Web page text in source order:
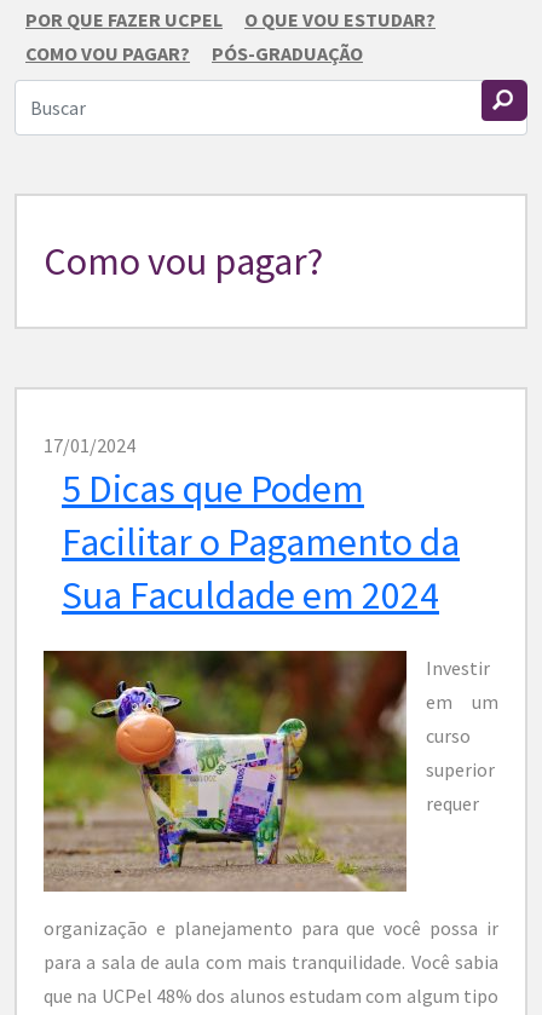
POR QUE FAZER UCPEL
O QUE VOU ESTUDAR?
COMO VOU PAGAR?
PÓS-GRADUAÇÃO
Como vou pagar?
17/01/2024
5 Dicas que Podem
Facilitar o Pagamento da
Sua Faculdade em 2024
Investir
em um
curso
superior
requer
organização e planejamento para que você possa ir
para a sala de aula com mais tranquilidade. Você sabia
que na UCPel 48% dos alunos estudam com algum tipo